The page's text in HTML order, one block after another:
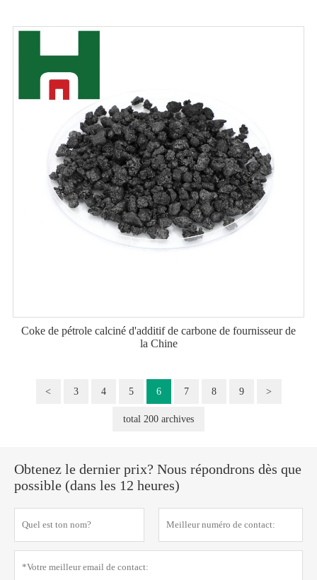
Coke de pétrole calciné d'additif de carbone de fournisseur de
la Chine
< 3 4 5 6 7 8 9 >
total 200 archives
Obtenez le dernier prix? Nous répondrons dès que
possible (dans les 12 heures)